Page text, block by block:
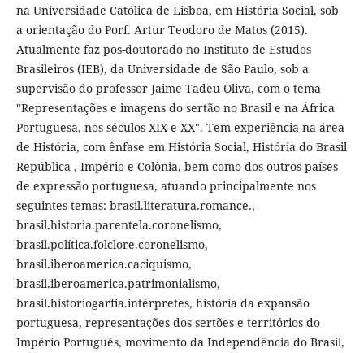
na Universidade Católica de Lisboa, em História Social, sob
a orientação do Porf. Artur Teodoro de Matos (2015).
Atualmente faz pos-doutorado no Instituto de Estudos
Brasileiros (IEB), da Universidade de São Paulo, sob a
supervisão do professor Jaime Tadeu Oliva, com o tema
"Representações e imagens do sertão no Brasil e na África
Portuguesa, nos séculos XIX e XX". Tem experiência na área
de História, com ênfase em História Social, História do Brasil
República , Império e Colônia, bem como dos outros países
de expressão portuguesa, atuando principalmente nos
seguintes temas: brasil.literatura.romance.,
brasil.historia.parentela.coronelismo,
brasil.política.folclore.coronelismo,
brasil.iberoamerica.caciquismo,
brasil.iberoamerica.patrimonialismo,
brasil.historiogarfia.intérpretes, história da expansão
portuguesa, representações dos sertões e territórios do
Império Português, movimento da Independência do Brasil,